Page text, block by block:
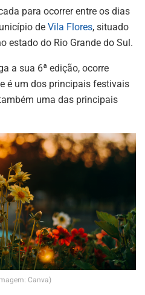
para ocorrer entre os dias
de Vila Flores, situado
estado do Rio Grande do Sul.
a sua 6ª edição, ocorre
é um dos principais festivais
uma das principais
Canva)